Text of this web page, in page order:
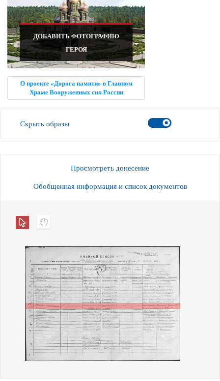
ДОБАВИТЬ ФОТОГРАФИЮ
ГЕРОЯ
О проекте «Дорога памяти» в Главном
Храме Вооруженных сил России
Скрыть образы
Просмотреть донесение
Обобщенная информация и список документов